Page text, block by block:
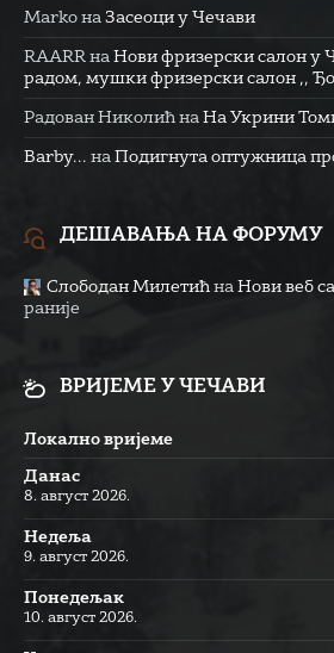
Marko на Засеоци у Чечави
RAARR на Нови фризерски салон у
радом, мушки фризерски салон ,,
Радован Николић на На Укрини
Barby... на Подигнута оптужница
ДЕШАВАЊА НА ФОРУМУ
Слободан Милетић на Нови веб
раније
ВРИЈЕМЕ У ЧЕЧАВИ
Локално вријеме
Данас
8. август 2026.
Недеља
9. август 2026.
Понедељак
10. август 2026.